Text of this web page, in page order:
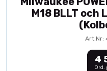
M18 BLLT och
Art.Nr:
4
Ord.